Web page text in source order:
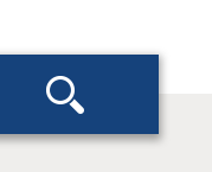
Rechercher